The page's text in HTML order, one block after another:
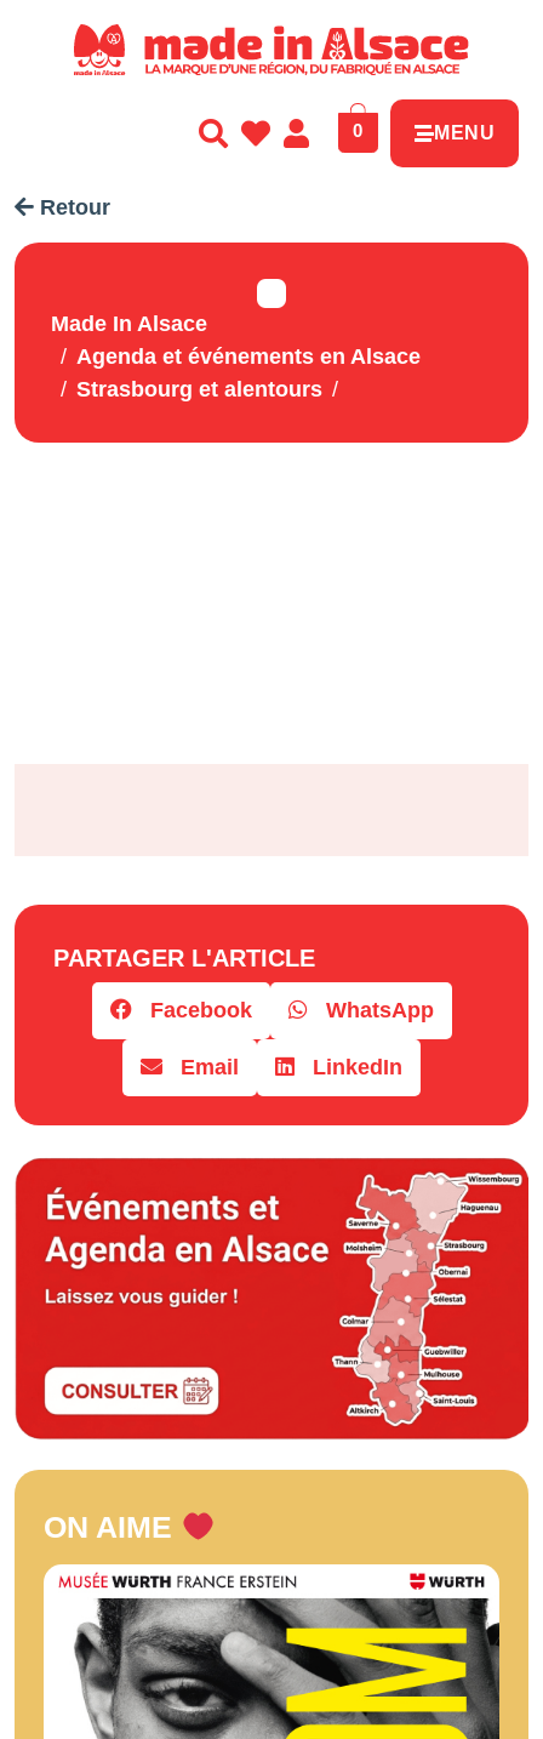
0 MENU
Retour
Made In Alsace
Agenda et événements en Alsace
Strasbourg et alentours
PARTAGER L'ARTICLE
Facebook WhatsApp
Email LinkedIn
ON AIME